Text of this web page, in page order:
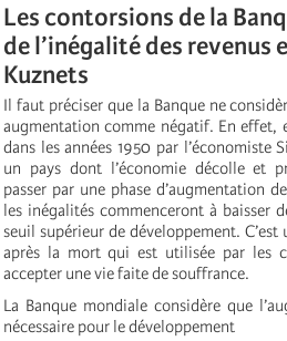
Les contorsions de la
de l’inégalité des revenus
Kuznets
Il faut préciser que la Banque ne
augmentation comme négatif. En effet,
dans les années 1950 par l’économiste
un pays dont l’économie décolle et
passer par une phase d’augmentation
les inégalités commenceront à baisser
seuil supérieur de développement.
après la mort qui est utilisée par les
accepter une vie faite de souffrance.
La Banque mondiale considère que
nécessaire pour le développement